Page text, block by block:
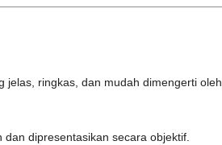
jelas, ringkas, dan mudah dimengerti oleh
dipresentasikan secara objektif.